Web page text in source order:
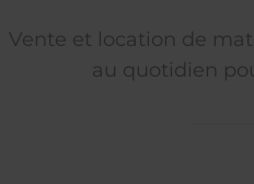
Vente et location de
au quotidien